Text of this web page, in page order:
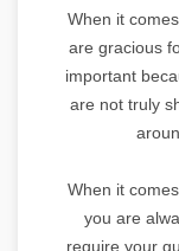
When it
are gracious
important
are not truly
When it
you are
require your